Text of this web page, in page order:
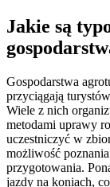
Jakie są
Gospodarstwa
przyciągają
Wiele z nich
metodami uprawy
uczestniczyć w
możliwość
przygotowania.
jazdy na koniach,